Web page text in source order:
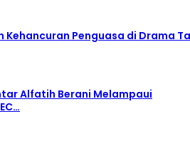
Kehancuran Penguasa di Drama
Alfatih Berani Melampaui